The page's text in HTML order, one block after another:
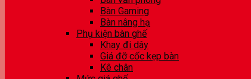
Bàn Gaming
Bàn nâng hạ
Phụ kiện bàn ghế
Khay đi dây
Giá đỡ cốc kẹp bàn
Kê chân